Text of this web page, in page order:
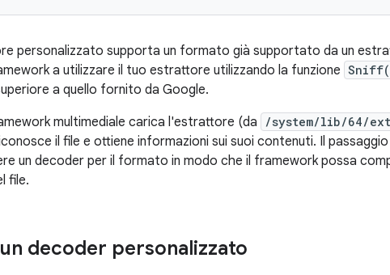
personalizzato supporta un formato già supportato da un
a utilizzare il tuo estrattore utilizzando la funzione
a quello fornito da Google.
multimediale carica l'estrattore (da
/system/lib/64/
il file e ottiene informazioni sui suoi contenuti. Il
un decoder per il formato in modo che il framework possa
file.
decoder personalizzato